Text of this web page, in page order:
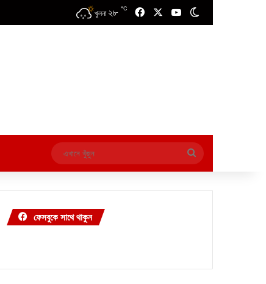
খুলনা ২৮ ℃ FacebookYouTube
এখানে
খুঁজুন
ফেসবুকে সাথে থাকুন